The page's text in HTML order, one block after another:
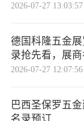
2026-07-27 13:03:57
德国科隆五金
录抢先看，展
2026-07-27 12:07:56
巴西圣保罗五
名录预订